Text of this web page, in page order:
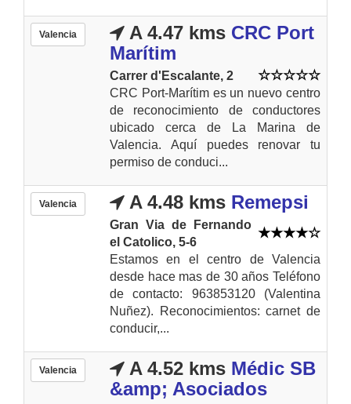
Valencia A 4.47 kms CRC Port
Marítim
Carrer d'Escalante, 2
CRC Port-Marítim es un nuevo centro
de reconocimiento de conductores
ubicado cerca de La Marina de
Valencia. Aquí puedes renovar tu
permiso de conduci...
Valencia A 4.48 kms Remepsi
Gran Via de Fernando
el Catolico, 5-6
Estamos en el centro de Valencia
desde hace mas de 30 años Teléfono
de contacto: 963853120 (Valentina
Nuñez). Reconocimientos: carnet de
conducir,...
Valencia A 4.52 kms Médic SB
&amp; Asociados